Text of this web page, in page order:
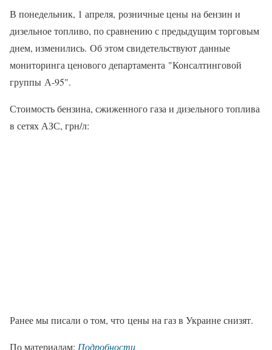
В понедельник, 1 апреля, розничные цены на бензин и
дизельное топливо, по сравнению с предыдущим торговым
днем, изменились. Об этом свидетельствуют данные
мониторинга ценового департамента "Консалтинговой
группы А-95".
Стоимость бензина, сжиженного газа и дизельного топлива
в сетях АЗС, грн/л:
Ранее мы писали о том, что цены на газ в Украине снизят.
По материалам: Подробности